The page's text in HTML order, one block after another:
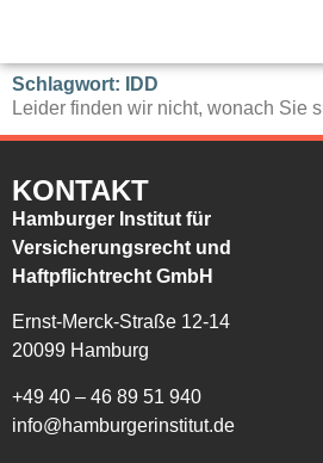
Schlagwort: IDD
Leider finden wir nicht, wonach Sie
KONTAKT
Hamburger Institut für
Versicherungsrecht und
Haftpflichtrecht GmbH
Ernst-Merck-Straße 12-14
20099 Hamburg
+49 40 – 46 89 51 940
info@hamburgerinstitut.de